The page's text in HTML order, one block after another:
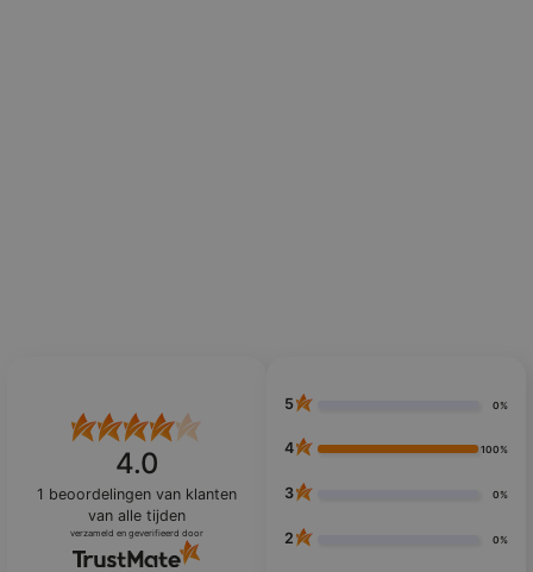
4.0
1 beoordelingen van klanten
van alle tijden
verzameld en geverifieerd door
5 0%
4 100%
3 0%
2 0%